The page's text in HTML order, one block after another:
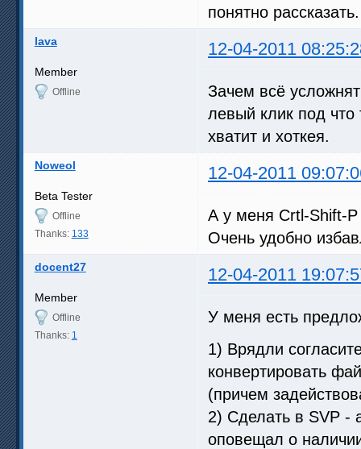
понятно рассказать.
lava 12-04-2011
Member
Offline
Зачем всё
левый клик под что
хватит и хоткея.
Noweol 12-04-2011
Beta Tester
Offline
Thanks: 133
А у меня Crtl-Shift-
Очень удобно
docent27 12-04-2011
Member
Offline
Thanks: 1
У меня есть
1) Врядли
конвертировать
(причем
2) Сделать в SVP -
оповещал о